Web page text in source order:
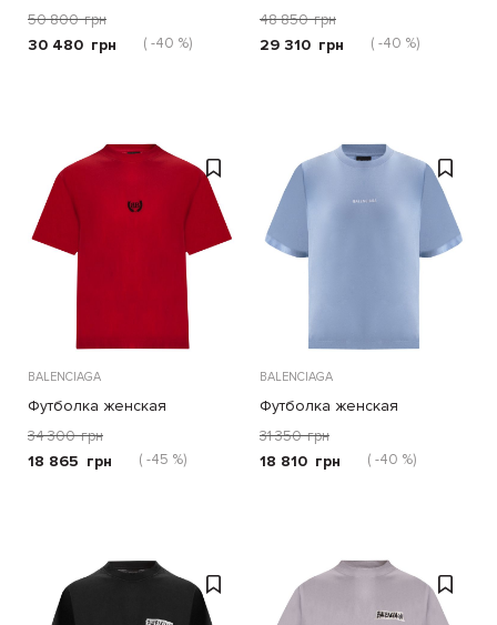
50 800 грн
30 480 грн ( -40 %)
48 850 грн
29 310 грн ( -40 %)
BALENCIAGA
Футболка женская
34 300 грн
18 865 грн ( -45 %)
BALENCIAGA
Футболка женская
31 350 грн
18 810 грн ( -40 %)